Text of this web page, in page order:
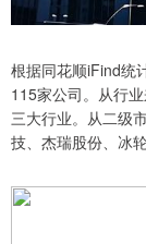
根据同花顺iFind统
115家公司。从行
三大行业。从二级
技、杰瑞股份、冰